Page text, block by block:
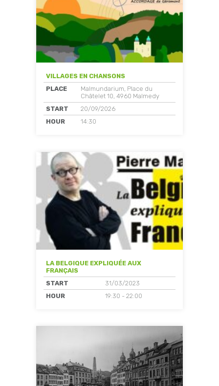
VILLAGES EN CHANSONS
PLACE
Malmundarium, Place du
Châtelet 10, 4960 Malmedy
START
20/09/2026
HOUR
14:30
LA BELGIQUE EXPLIQUÉE AUX
FRANÇAIS
START
31/03/2023
HOUR
19:30 - 22:00